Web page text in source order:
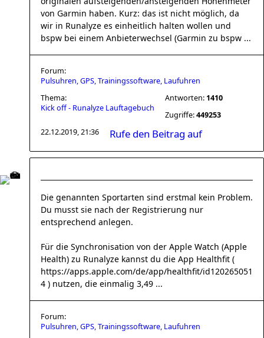
von Garmin haben. Kurz: das ist nicht möglich, da
wir in Runalyze es einheitlich halten wollen und
bspw bei einem Anbieterwechsel (Garmin zu bspw ...
Forum:
Pulsuhren, GPS, Trainingssoftware, Laufuhren
Thema:
Kick off - Runalyze Lauftagebuch
Antworten: 1410
Zugriffe:449253
22.12.2019, 21:36
Rufe den Beitrag auf
Die genannten Sportarten sind erstmal kein Problem.
Du musst sie nach der Registrierung nur
entsprechend anlegen.
Für die Synchronisation von der Apple Watch (Apple
Health) zu Runalyze kannst du die App Healthfit (
https://apps.apple.com/de/app/healthfit/id120265051
4 ) nutzen, die einmalig 3,49 ...
Forum:
Pulsuhren, GPS, Trainingssoftware, Laufuhren